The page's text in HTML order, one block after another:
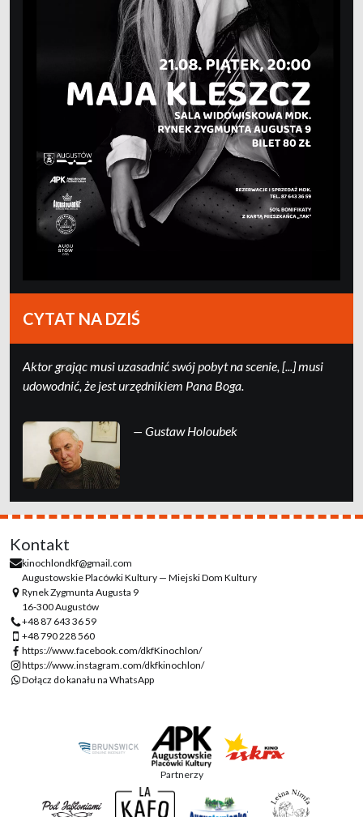
CYTAT NA DZIŚ
Ak­tor grając mu­si uza­sad­nić swój po­byt na sce­nie, [...] mu­si
udo­wod­nić, że jest urzędni­kiem Pa­na Boga.
— Gustaw Holoubek
Kontakt
kinochlondkf@gmail.com
Augustowskie Placówki Kultury — Miejski Dom Kultury
Rynek Zygmunta Augusta 9
16-300 Augustów
+48 87 643 36 59
+48 790 228 560
https://www.facebook.com/dkfKinochlon/
https://www.instagram.com/dkfkinochlon/
Dołącz do kanału na WhatsApp
Partnerzy